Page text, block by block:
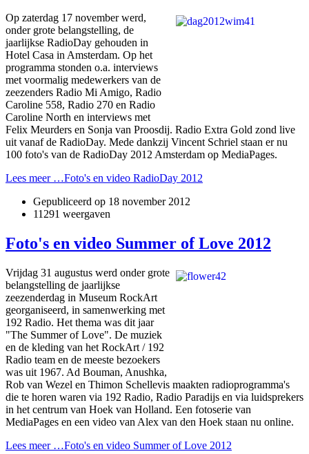
Op zaterdag 17 november werd,
onder grote belangstelling, de
jaarlijkse RadioDay gehouden in
Hotel Casa in Amsterdam. Op het
programma stonden o.a. interviews
met voormalig medewerkers van de
zeezenders Radio Mi Amigo, Radio
Caroline 558, Radio 270 en Radio
Caroline North en interviews met
Felix Meurders en Sonja van Proosdij. Radio Extra Gold zond live
uit vanaf de RadioDay. Mede dankzij Vincent Schriel staan er nu
100 foto's van de RadioDay 2012 Amsterdam op MediaPages.
Lees meer …Foto's en video RadioDay 2012
Gepubliceerd op 18 november 2012
11291 weergaven
Foto's en video Summer of Love 2012
Vrijdag 31 augustus werd onder grote
belangstelling de jaarlijkse
zeezenderdag in Museum RockArt
georganiseerd, in samenwerking met
192 Radio. Het thema was dit jaar
"The Summer of Love". De muziek
en de kleding van het RockArt / 192
Radio team en de meeste bezoekers
was uit 1967. Ad Bouman, Anushka,
Rob van Wezel en Thimon Schellevis maakten radioprogramma's
die te horen waren via 192 Radio, Radio Paradijs en via luidsprekers
in het centrum van Hoek van Holland. Een fotoserie van
MediaPages en een video van Alex van den Hoek staan nu online.
Lees meer …Foto's en video Summer of Love 2012